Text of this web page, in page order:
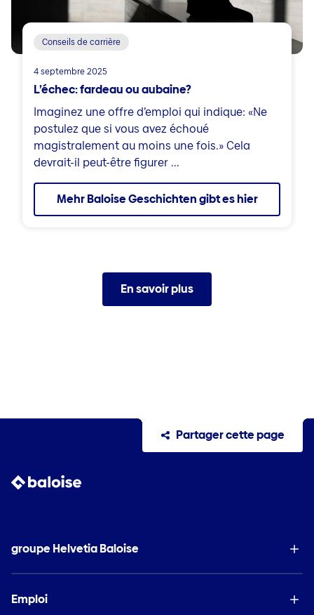
Conseils de carrière
4 septembre 2025
L’échec: fardeau ou aubaine?
Imaginez une offre d’emploi qui indique: «Ne
postulez que si vous avez échoué
magistralement au moins une fois.» Cela
devrait-il peut-être figurer ...
Mehr Baloise Geschichten gibt es hier
En savoir plus
Partager cette page
groupe Helvetia Baloise
Emploi